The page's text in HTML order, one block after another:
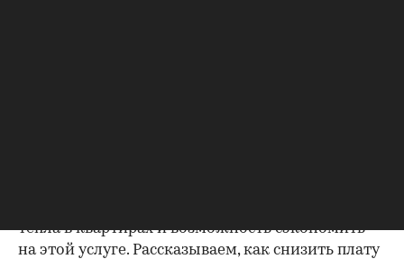
тепла в квартирах и возможность сэкономить
на этой услуге. Рассказываем, как снизить плату